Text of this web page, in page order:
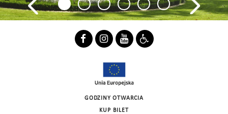
GODZINY OTWARCIA
KUP BILET